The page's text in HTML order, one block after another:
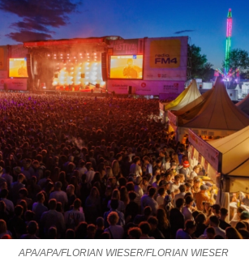
APA/APA/FLORIAN WIESER/FLORIAN WIESER